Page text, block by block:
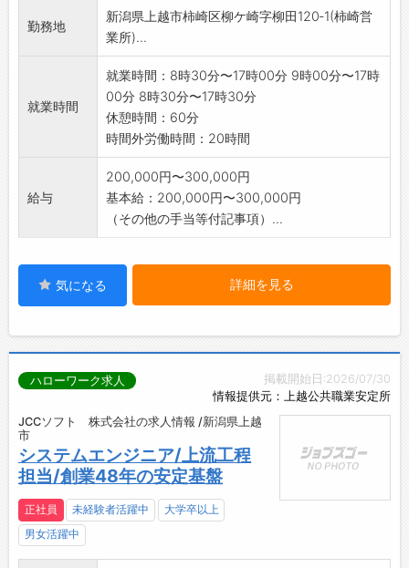
勤務地
新潟県上越市柿崎区柳ケ崎字柳田120‐1(柿崎営
業所)...
就業時間
就業時間：8時30分〜17時00分 9時00分〜17時
00分 8時30分〜17時30分
休憩時間：60分
時間外労働時間：20時間
給与
200,000円〜300,000円
基本給：200,000円〜300,000円
（その他の手当等付記事項）...
気になる 詳細を見る
掲載開始日:2026/07/30
情報提供元：上越公共職業安定所
ハローワーク求人
JCCソフト 株式会社の求人情報 /新潟県上越
市
システムエンジニア/上流工程
担当/創業48年の安定基盤
正社員 未経験者活躍中
大学卒以上
男女活躍中